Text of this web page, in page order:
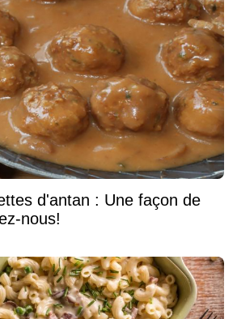
d'antan : Une façon de
nous!